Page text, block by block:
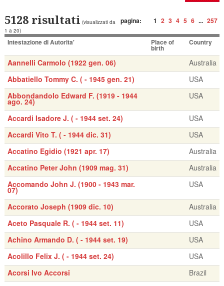
pagina: 1 2 3 4 5 6 ... 257
5128 risultati (visualizzati da
1 a 20)
Intestazione di Autorita' Place of
birth
Country
Aannelli Carmolo (1922 gen. 06)
Australia
Abbatiello Tommy C. ( - 1945 gen. 21)
USA
Abbondandolo Edward F. (1919 - 1944
ago. 24)
USA
Accardi Isadore J. ( - 1944 set. 24)
USA
Accardi Vito T. ( - 1944 dic. 31)
USA
Accatino Egidio (1921 apr. 17)
Australia
Accatino Peter John (1909 mag. 31)
Australia
Accomando John J. (1900 - 1943 mar.
07)
USA
Accorato Joseph (1909 dic. 10)
Australia
Aceto Pasquale R. ( - 1944 set. 11)
USA
Achino Armando D. ( - 1944 set. 19)
USA
Acolillo Felix J. ( - 1944 set. 24)
USA
Acorsi Ivo Accorsi
Brazil